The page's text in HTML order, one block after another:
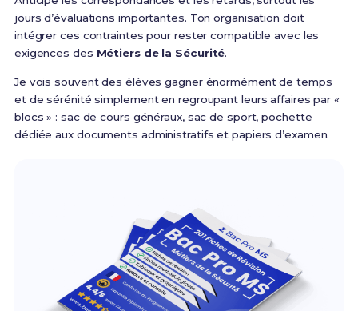
jours d’évaluations importantes. Ton organisation doit
intégrer ces contraintes pour rester compatible avec les
exigences des Métiers de la Sécurité.
Je vois souvent des élèves gagner énormément de temps
et de sérénité simplement en regroupant leurs affaires par «
blocs » : sac de cours généraux, sac de sport, pochette
dédiée aux documents administratifs et papiers d’examen.